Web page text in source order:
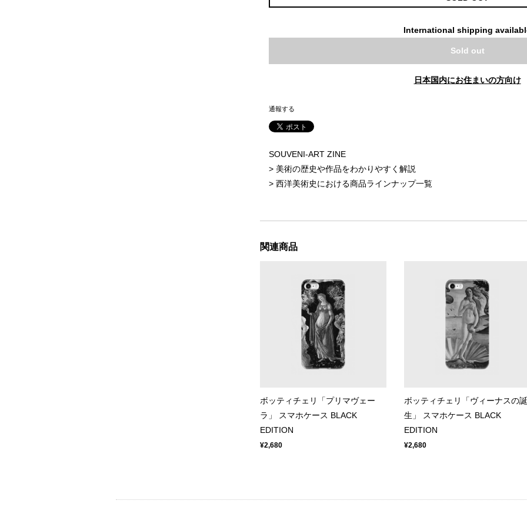
International shipping
Sold out
日本国内にお住まいの方向け
通報する
SOUVENI-ART ZINE
> 美術の歴史や作品をわかりやすく解説
> 西洋美術史における商品ラインナップ一覧
関連商品
ボッティチェリ「プリマヴェー
ラ」 スマホケース BLACK
EDITION
¥2,680
ボッティチェリ「ヴィーナスの誕
生」 スマホケース BLACK
EDITION
¥2,680